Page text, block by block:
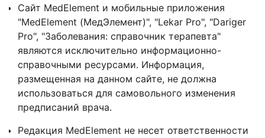
Сайт MedElement и мобильные приложения
"MedElement (МедЭлемент)", "Lekar Pro", "Dariger
Pro", "Заболевания: справочник терапевта"
являются исключительно информационно-
справочными ресурсами. Информация,
размещенная на данном сайте, не должна
использоваться для самовольного изменения
предписаний врача.
Редакция MedElement не несет ответственности